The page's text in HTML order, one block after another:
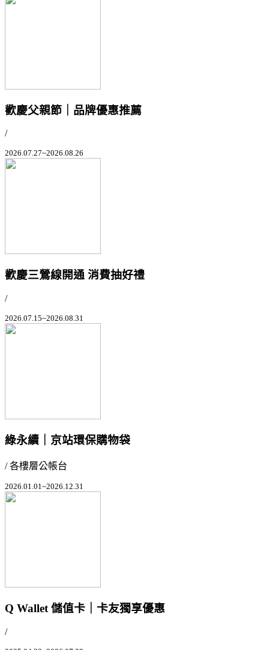
歡慶父親節｜品牌優惠推薦
/
2026.07.27~2026.08.26
歡慶三鶯線開通 消費抽好禮
/
2026.07.15~2026.08.31
綠永續｜京站環保購物袋
/ 各樓層公帳台
2026.01.01~2026.12.31
Q Wallet 儲值卡｜卡友獨享優惠
/